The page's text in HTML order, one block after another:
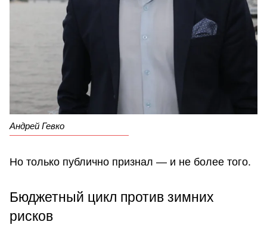
Андрей Гевко
Но только публично признал — и не более того.
Бюджетный цикл против зимних
рисков